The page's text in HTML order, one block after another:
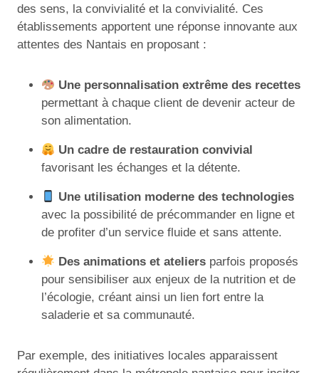
des sens, la convivialité et la convivialité. Ces
établissements apportent une réponse innovante aux
attentes des Nantais en proposant :
Une personnalisation extrême des recettes
permettant à chaque client de devenir acteur de
son alimentation.
Un cadre de restauration convivial
favorisant les échanges et la détente.
Une utilisation moderne des technologies
avec la possibilité de précommander en ligne et
de profiter d’un service fluide et sans attente.
Des animations et ateliers parfois proposés
pour sensibiliser aux enjeux de la nutrition et de
l’écologie, créant ainsi un lien fort entre la
saladerie et sa communauté.
Par exemple, des initiatives locales apparaissent